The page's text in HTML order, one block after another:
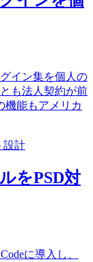
イン集を個人の
も法人契約が前
機能もアメリカ
設計
をPSD対
に導入し、